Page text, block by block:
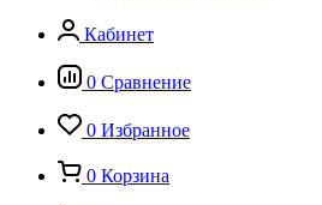
Кабинет
0 Сравнение
0 Избранное
0 Корзина